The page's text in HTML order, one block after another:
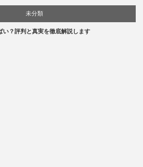
未分類
い？評判と真実を徹底解説します